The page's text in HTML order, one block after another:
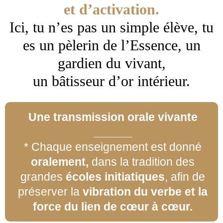
et d’activation.
Ici, tu n’es pas un simple élève, tu
es un pèlerin de l’Essence, un
gardien du vivant,
un bâtisseur d’or intérieur.
Une transmission orale vivante
* Chaque enseignement est donné
oralement, dans la tradition des
grandes écoles initiatiques, afin de
préserver la vibration du verbe et la
force du lien de cœur à cœur.